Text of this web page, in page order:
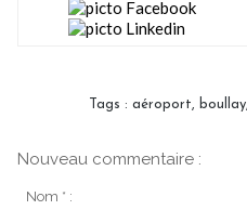
Tags : aéroport boullay
Nouveau commentaire :
Nom * :